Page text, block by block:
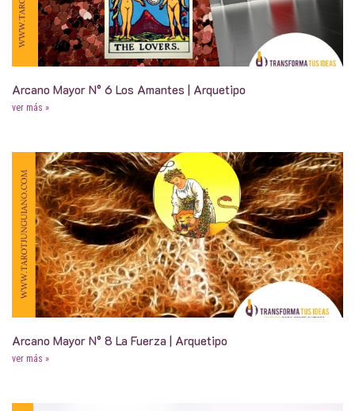
Arcano Mayor N° 6 Los Amantes | Arquetipo
ver más »
Arcano Mayor N° 8 La Fuerza | Arquetipo
ver más »